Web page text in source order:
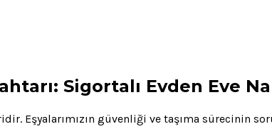
Sigortalı Evden Eve
Eşyalarımızın güvenliği ve taşıma sürecinin